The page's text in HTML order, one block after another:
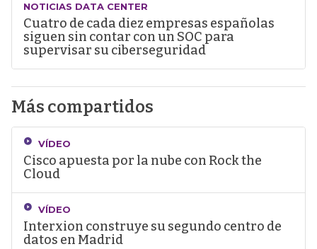
NOTICIAS DATA CENTER
Cuatro de cada diez empresas españolas
siguen sin contar con un SOC para
supervisar su ciberseguridad
Más compartidos
VÍDEO
Cisco apuesta por la nube con Rock the
Cloud
VÍDEO
Interxion construye su segundo centro de
datos en Madrid